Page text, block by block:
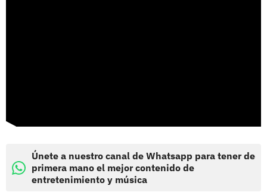
Únete a nuestro canal de Whatsapp para tener de
primera mano el mejor contenido de
entretenimiento y música